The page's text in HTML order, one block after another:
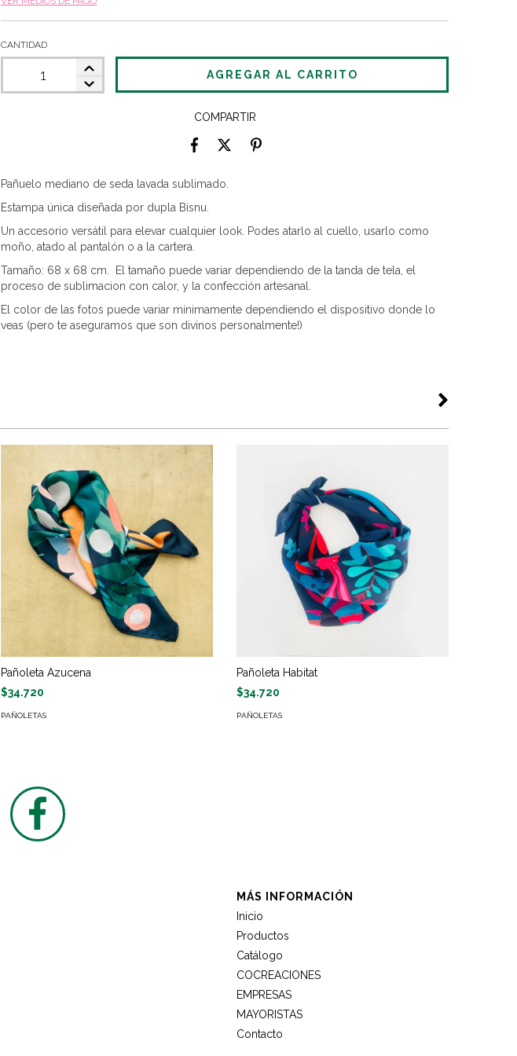
CANTIDAD
COMPARTIR
Pañuelo mediano de seda lavada sublimado.
Estampa única diseñada por dupla Bisnu.
Un accesorio versátil para elevar cualquier look. Podes atarlo al cuello, usarlo como
moño, atado al pantalón o a la cartera.
Tamaño: 68 x 68 cm. El tamaño puede variar dependiendo de la tanda de tela, el
proceso de sublimacion con calor, y la confección artesanal.
El color de las fotos puede variar mínimamente dependiendo el dispositivo donde lo
veas (pero te aseguramos que son divinos personalmente!)
Pañoleta Azucena
$34.720
PAÑOLETAS
Pañoleta Habitat
$34.720
PAÑOLETAS
MÁS INFORMACIÓN
Inicio
Productos
Catálogo
COCREACIONES
EMPRESAS
MAYORISTAS
Contacto